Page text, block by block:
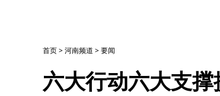
首页>河南频道 >要闻
六大行动六大支